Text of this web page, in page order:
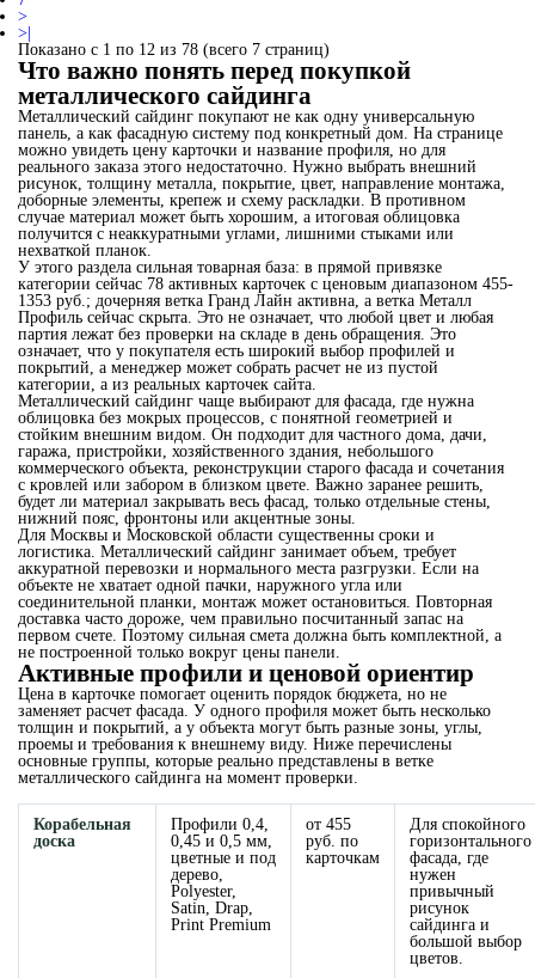
>
>|
Показано с 1 по 12 из 78 (всего 7 страниц)
Что важно понять перед покупкой
металлического сайдинга
Металлический сайдинг покупают не как одну универсальную
панель, а как фасадную систему под конкретный дом. На странице
можно увидеть цену карточки и название профиля, но для
реального заказа этого недостаточно. Нужно выбрать внешний
рисунок, толщину металла, покрытие, цвет, направление монтажа,
доборные элементы, крепеж и схему раскладки. В противном
случае материал может быть хорошим, а итоговая облицовка
получится с неаккуратными углами, лишними стыками или
нехваткой планок.
У этого раздела сильная товарная база: в прямой привязке
категории сейчас 78 активных карточек с ценовым диапазоном 455-
1353 руб.; дочерняя ветка Гранд Лайн активна, а ветка Металл
Профиль сейчас скрыта. Это не означает, что любой цвет и любая
партия лежат без проверки на складе в день обращения. Это
означает, что у покупателя есть широкий выбор профилей и
покрытий, а менеджер может собрать расчет не из пустой
категории, а из реальных карточек сайта.
Металлический сайдинг чаще выбирают для фасада, где нужна
облицовка без мокрых процессов, с понятной геометрией и
стойким внешним видом. Он подходит для частного дома, дачи,
гаража, пристройки, хозяйственного здания, небольшого
коммерческого объекта, реконструкции старого фасада и сочетания
с кровлей или забором в близком цвете. Важно заранее решить,
будет ли материал закрывать весь фасад, только отдельные стены,
нижний пояс, фронтоны или акцентные зоны.
Для Москвы и Московской области существенны сроки и
логистика. Металлический сайдинг занимает объем, требует
аккуратной перевозки и нормального места разгрузки. Если на
объекте не хватает одной пачки, наружного угла или
соединительной планки, монтаж может остановиться. Повторная
доставка часто дороже, чем правильно посчитанный запас на
первом счете. Поэтому сильная смета должна быть комплектной, а
не построенной только вокруг цены панели.
Активные профили и ценовой ориентир
Цена в карточке помогает оценить порядок бюджета, но не
заменяет расчет фасада. У одного профиля может быть несколько
толщин и покрытий, а у объекта могут быть разные зоны, углы,
проемы и требования к внешнему виду. Ниже перечислены
основные группы, которые реально представлены в ветке
металлического сайдинга на момент проверки.
Корабельная
доска
Профили 0,4,
0,45 и 0,5 мм,
цветные и под
дерево,
Polyester,
Satin, Drap,
Print Premium
от 455
руб. по
карточкам
Для спокойного
горизонтального
фасада, где
нужен
привычный
рисунок
сайдинга и
большой выбор
цветов.